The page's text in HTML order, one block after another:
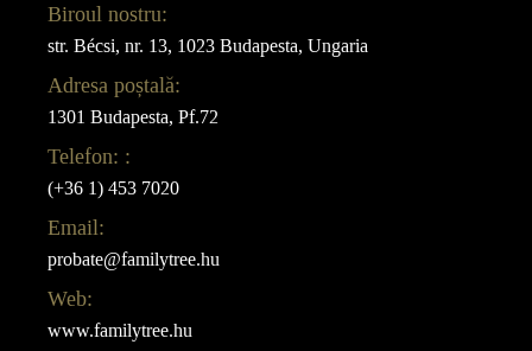
Biroul nostru:
str. Bécsi, nr. 13, 1023 Budapesta, Ungaria
Adresa poștală:
1301 Budapesta, Pf.72
Telefon: :
(+36 1) 453 7020
Email:
probate@familytree.hu
Web:
www.familytree.hu